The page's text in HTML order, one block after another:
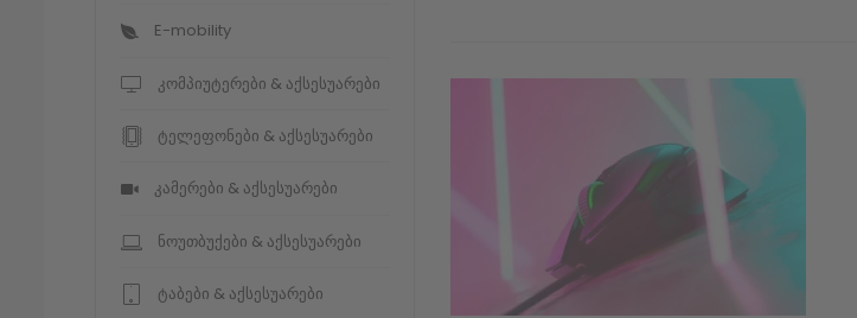
E-mobility
კომპიუტერები & აქსესუარები
ტელეფონები & აქსესუარები
კამერები & აქსესუარები
ნოუთბუქები & აქსესუარები
ტაბები & აქსესუარები